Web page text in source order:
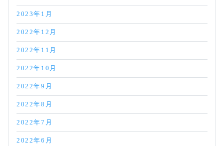
2023年1月
2022年12月
2022年11月
2022年10月
2022年9月
2022年8月
2022年7月
2022年6月